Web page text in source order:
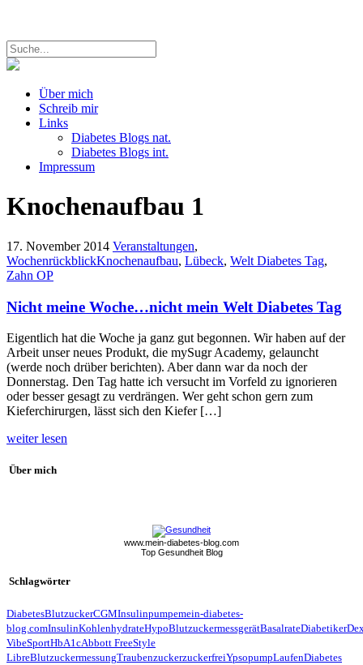
Über mich
Schreib mir
Links
Diabetes Blogs nat.
Diabetes Blogs int.
Impressum
Knochenaufbau 1
17. November 2014 Veranstaltungen,
WochenrückblickKnochenaufbau, Lübeck, Welt Diabetes Tag,
Zahn OP
Nicht meine Woche…nicht mein Welt Diabetes Tag
Eigentlich hat die Woche ja ganz gut begonnen. Wir haben auf der
Arbeit unser neues Produkt, die mySugr Academy, gelauncht
(werde noch drüber berichten). Aber dann war da noch der
Donnerstag. Den Tag hatte ich versucht im Vorfeld zu ignorieren
oder besser gesagt zu verdrängen. Wer geht schon gern zum
Kieferchirurgen, lässt sich den Kiefer […]
weiter lesen
Über mich
www.mein-diabetes-blog.com
Top Gesundheit Blog
Schlagwörter
DiabetesBlutzuckerCGMInsulinpumpemein-diabetes-
blog.comInsulinKohlenhydrateHypoBlutzuckermessgerätBasalrateDiabetiker
VibeSportHbA1cAbbott FreeStyle
LibreBlutzuckermessungTraubenzuckerzuckerfreiYpsopumpLaufenDiabetes